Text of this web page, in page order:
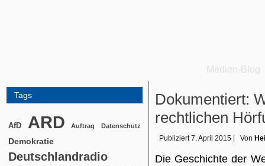
Medien-Blog
Tags
AfD ARD Auftrag Datenschutz
Demokratie
Deutschlandradio
Dokumentiert:
rechtlichen
Publiziert 7. April 2015 Von
Die Geschichte der